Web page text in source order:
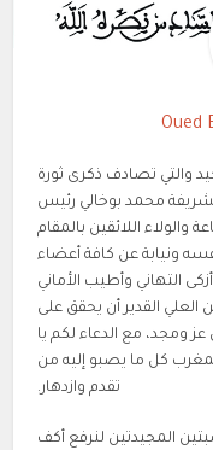
Oued
والتي تصادف ذكرى ثورة
محمد بوخالي رئيس
اللائقين بالمقام
ونيابة عن كافة أعضاء
التهاني وأطيب الأماني
القدير أن يحقق على
ومجد، مع الدعاء لكم يا
كل ما يصبو إليه من
تقدم وازدهار.
المجيدتين لنرفع أكف